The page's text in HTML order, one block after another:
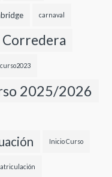
carnaval
Corredera
curso2023
2025/2026
Inicio Curso